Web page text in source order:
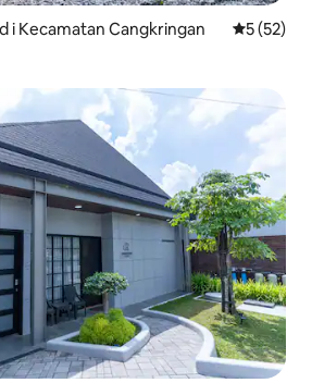
i Kecamatan Cangkringan 5 av 5 i
5 (52)